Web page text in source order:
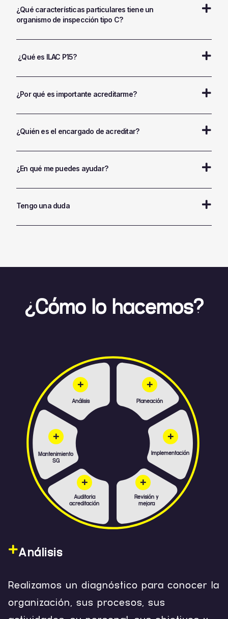
¿Qué características particulares tiene un
organismo de inspección tipo C?
¿Qué es ILAC P15?
¿Por qué es importante acreditarme?
¿Quién es el encargado de acreditar?
¿En qué me puedes ayudar?
Tengo una duda
¿Cómo lo hacemos?
+
Análisis
+
Planeación
+
Implementación
+
Revisión y
mejora
+
Auditoria
acreditación
+
Mantenimiento
SG
Análisis
Realizamos un diagnóstico para conocer la
organización, sus procesos, sus